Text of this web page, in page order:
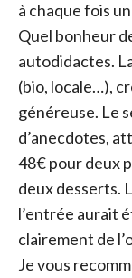
à chaque fois
Quel bonheur
autodidactes.
(bio, locale…),
généreuse. Le
d’anecdotes,
48€ pour deux
deux desserts.
l’entrée aurait
clairement de
Je vous